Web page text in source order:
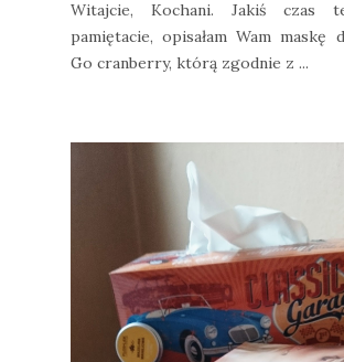
Witajcie, Kochani. Jakiś czas
pamiętacie, opisałam Wam maskę
Go cranberry, którą zgodnie z ...